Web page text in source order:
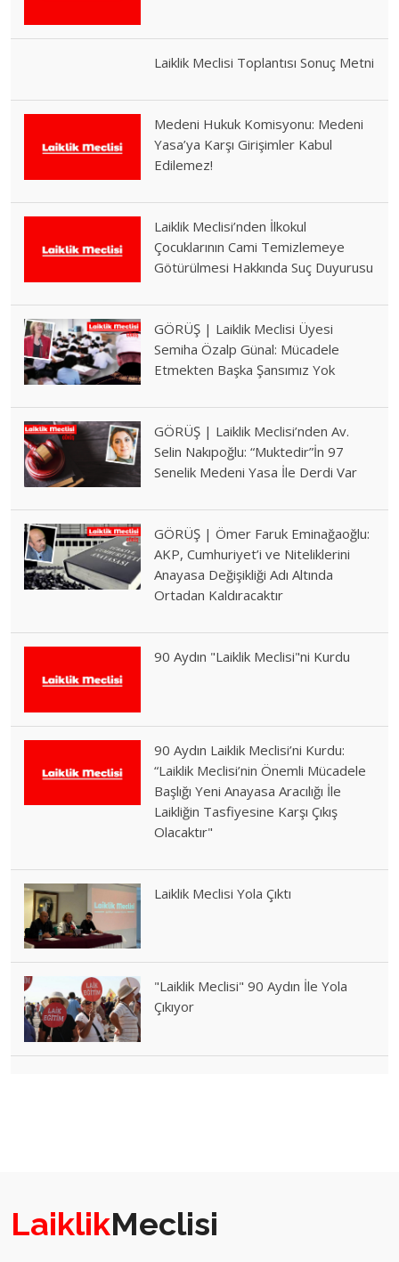
Laiklik Meclisi Toplantısı Sonuç Metni
Medeni Hukuk Komisyonu: Medeni
Yasa’ya Karşı Girişimler Kabul
Edilemez!
Laiklik Meclisi’nden İlkokul
Çocuklarının Cami Temizlemeye
Götürülmesi Hakkında Suç Duyurusu
GÖRÜŞ | Laiklik Meclisi Üyesi
Semiha Özalp Günal: Mücadele
Etmekten Başka Şansımız Yok
GÖRÜŞ | Laiklik Meclisi’nden Av.
Selin Nakıpoğlu: “Muktedir”İn 97
Senelik Medeni Yasa İle Derdi Var
GÖRÜŞ | Ömer Faruk Eminağaoğlu:
AKP, Cumhuriyet’i ve Niteliklerini
Anayasa Değişikliği Adı Altında
Ortadan Kaldıracaktır
90 Aydın "Laiklik Meclisi"ni Kurdu
90 Aydın Laiklik Meclisi’ni Kurdu:
“Laiklik Meclisi’nin Önemli Mücadele
Başlığı Yeni Anayasa Aracılığı İle
Laikliğin Tasfiyesine Karşı Çıkış
Olacaktır"
Laiklik Meclisi Yola Çıktı
"Laiklik Meclisi" 90 Aydın İle Yola
Çıkıyor
LaiklikMeclisi